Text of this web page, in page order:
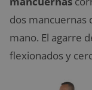
dos mancuernas
mano. El agarre
flexionados y